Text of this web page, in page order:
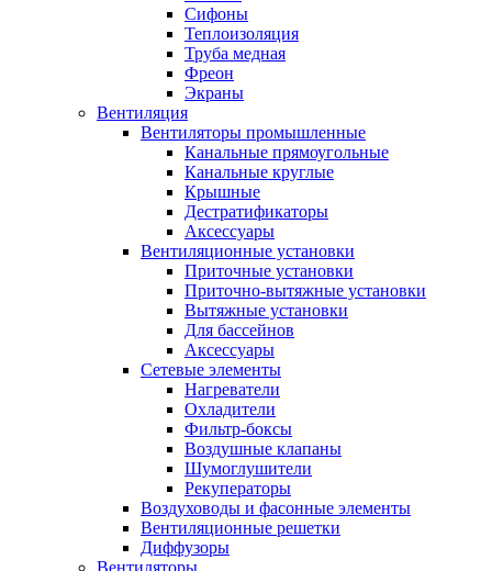
Сифоны
Теплоизоляция
Труба медная
Фреон
Экраны
Вентиляция
Вентиляторы промышленные
Канальные прямоугольные
Канальные круглые
Крышные
Дестратификаторы
Аксессуары
Вентиляционные установки
Приточные установки
Приточно-вытяжные установки
Вытяжные установки
Для бассейнов
Аксессуары
Сетевые элементы
Нагреватели
Охладители
Фильтр-боксы
Воздушные клапаны
Шумоглушители
Рекуператоры
Воздуховоды и фасонные элементы
Вентиляционные решетки
Диффузоры
Вентиляторы